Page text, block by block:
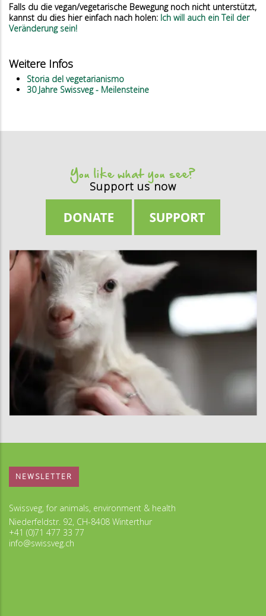
Falls du die vegan/vegetarische Bewegung noch nicht unterstützt,
kannst du dies hier einfach nach holen: Ich will auch ein Teil der
Veränderung sein!
Weitere Infos
Storia del vegetarianismo
30 Jahre Swissveg - Meilensteine
You like what you see?
Support us now
NEWSLETTER
Swissveg, for animals, environment & health
Niederfeldstr. 92, CH-8408 Winterthur
+41 (0)71 477 33 77
info@swissveg.ch